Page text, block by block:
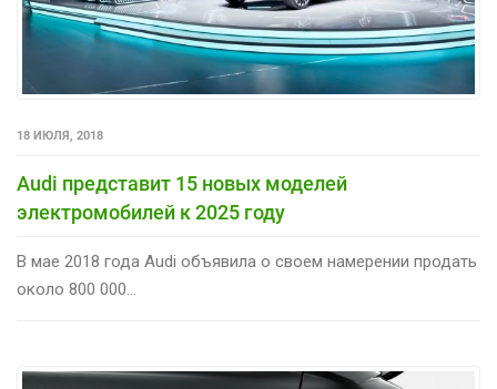
18 ИЮЛЯ, 2018
Audi представит 15 новых моделей
электромобилей к 2025 году
В мае 2018 года Audi объявила о своем намерении продать
около 800 000...